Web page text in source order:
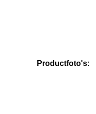
Productfoto's: